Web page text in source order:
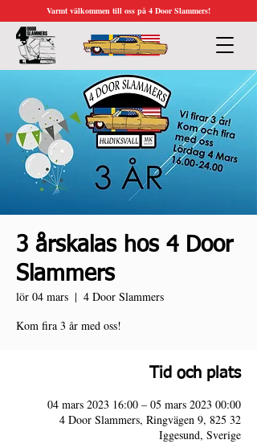
Varmt välkommen till oss på 4 Door Slammers!
3 årskalas hos 4 Door
Slammers
lör 04 mars
  |
4 Door Slammers
Kom fira 3 år med oss!
Tid och plats
04 mars 2023 16:00 – 05 mars 2023 00:00
4 Door Slammers, Ringvägen 9, 825 32
Iggesund, Sverige